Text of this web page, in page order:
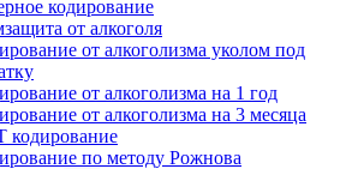
кодирование
от алкоголя
от алкоголизма уколом под
от алкоголизма на 1 год
от алкоголизма на 3 месяца
кодирование
по методу Рожнова